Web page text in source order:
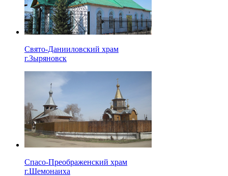
Свято-Данииловский храм
г.Зыряновск
Спасо-Преображенский храм
г.Шемонаиха